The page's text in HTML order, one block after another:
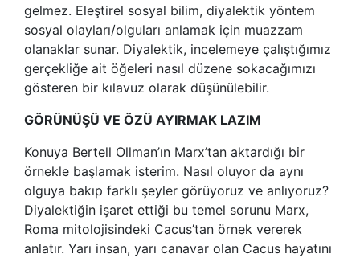
gelmez. Eleştirel sosyal bilim, diyalektik yöntem
sosyal olayları/olguları anlamak için muazzam
olanaklar sunar. Diyalektik, incelemeye çalıştığımız
gerçekliğe ait öğeleri nasıl düzene sokacağımızı
gösteren bir kılavuz olarak düşünülebilir.
GÖRÜNÜŞÜ VE ÖZÜ AYIRMAK LAZIM
Konuya Bertell Ollman’ın Marx’tan aktardığı bir
örnekle başlamak isterim. Nasıl oluyor da aynı
olguya bakıp farklı şeyler görüyoruz ve anlıyoruz?
Diyalektiğin işaret ettiği bu temel sorunu Marx,
Roma mitolojisindeki Cacus’tan örnek vererek
anlatır. Yarı insan, yarı canavar olan Cacus hayatını